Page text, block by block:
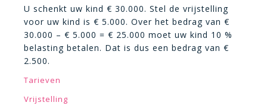
U schenkt uw kind € 30.000. Stel de vrijstelling
voor uw kind is € 5.000. Over het bedrag van €
30.000 – € 5.000 = € 25.000 moet uw kind 10 %
belasting betalen. Dat is dus een bedrag van €
2.500.
Tarieven
Vrijstelling